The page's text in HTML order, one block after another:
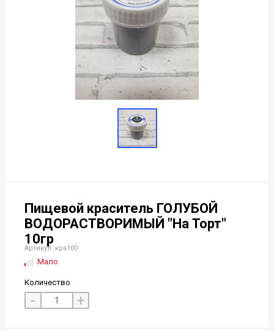
Пищевой краситель ГОЛУБОЙ
ВОДОРАСТВОРИМЫЙ "На Торт"
10гр
Артикул: кра100
Мало
Количество
- +